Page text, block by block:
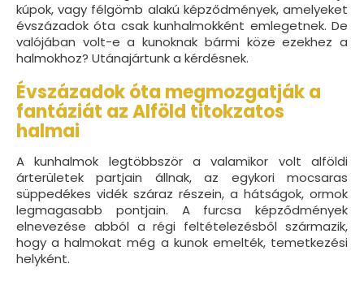
kúpok, vagy félgömb alakú képződmények, amelyeket
évszázadok óta csak kunhalmokként emlegetnek. De
valójában volt-e a kunoknak bármi köze ezekhez a
halmokhoz? Utánajártunk a kérdésnek.
Évszázadok óta megmozgatják a
fantáziát az Alföld titokzatos
halmai
A kunhalmok legtöbbször a valamikor volt alföldi
árterületek partjain állnak, az egykori mocsaras
süppedékes vidék száraz részein, a hátságok, ormok
legmagasabb pontjain. A furcsa képződmények
elnevezése abból a régi feltételezésből származik,
hogy a halmokat még a kunok emelték, temetkezési
helyként.